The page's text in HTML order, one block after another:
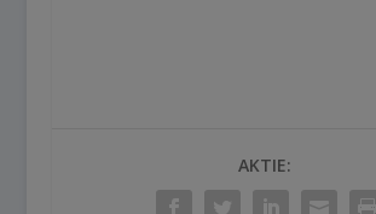
AKTIE: